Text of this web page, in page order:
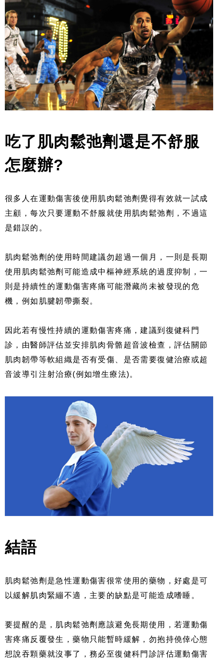
吃了肌肉鬆弛劑還是不舒服
怎麼辦?
很多人在運動傷害後使用肌肉鬆弛劑覺得有效就一試成
主顧，每次只要運動不舒服就使用肌肉鬆弛劑，不過這
是錯誤的。
肌肉鬆弛劑的使用時間建議勿超過一個月，一則是長期
使用肌肉鬆弛劑可能造成中樞神經系統的過度抑制，一
則是持續性的運動傷害疼痛可能潛藏尚未被發現的危
機，例如肌腱韌帶撕裂。
因此若有慢性持續的運動傷害疼痛，建議到復健科門
診，由醫師評估並安排肌肉骨骼超音波檢查，評估關節
肌肉韌帶等軟組織是否有受傷、是否需要復健治療或超
音波導引注射治療(例如增生療法)。
結語
肌肉鬆弛劑是急性運動傷害很常使用的藥物，好處是可
以緩解肌肉緊繃不適，主要的缺點是可能造成嗜睡。
要提醒的是，肌肉鬆弛劑應該避免長期使用，若運動傷
害疼痛反覆發生，藥物只能暫時緩解，勿抱持僥倖心態
想說吞顆藥就沒事了，務必至復健科門診評估運動傷害